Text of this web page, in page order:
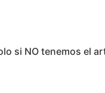
si NO tenemos el